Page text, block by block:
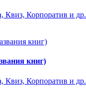
Квиз, Корпоратив и др.
книг)
Квиз, Корпоратив и др.